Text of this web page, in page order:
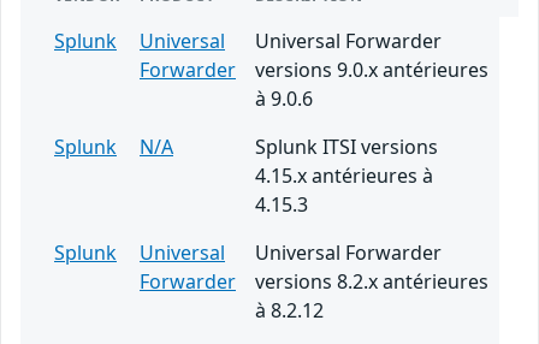
Splunk
Universal
Forwarder
Universal Forwarder
versions 9.0.x antérieures
à 9.0.6
Splunk
N/A
Splunk ITSI versions
4.15.x antérieures à
4.15.3
Splunk
Universal
Forwarder
Universal Forwarder
versions 8.2.x antérieures
à 8.2.12